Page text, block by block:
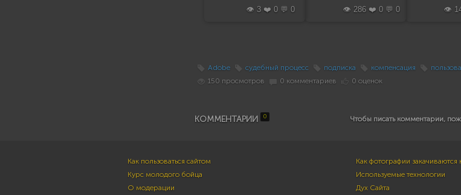
👁️ 3 ❤️ 0 💬 0 👁️ 286 ❤️ 0 💬 0 👁️
Adobe судебный процесс подписка компенсация
150 просмотров
0 комментариев 0 оценок
КОММЕНТАРИИ 0 Чтобы писать комментарии,
Как пользоваться сайтом
Курс молодого бойца
О модерации
Как фотографии закачиваются
Используемые технологии
Дух Сайта